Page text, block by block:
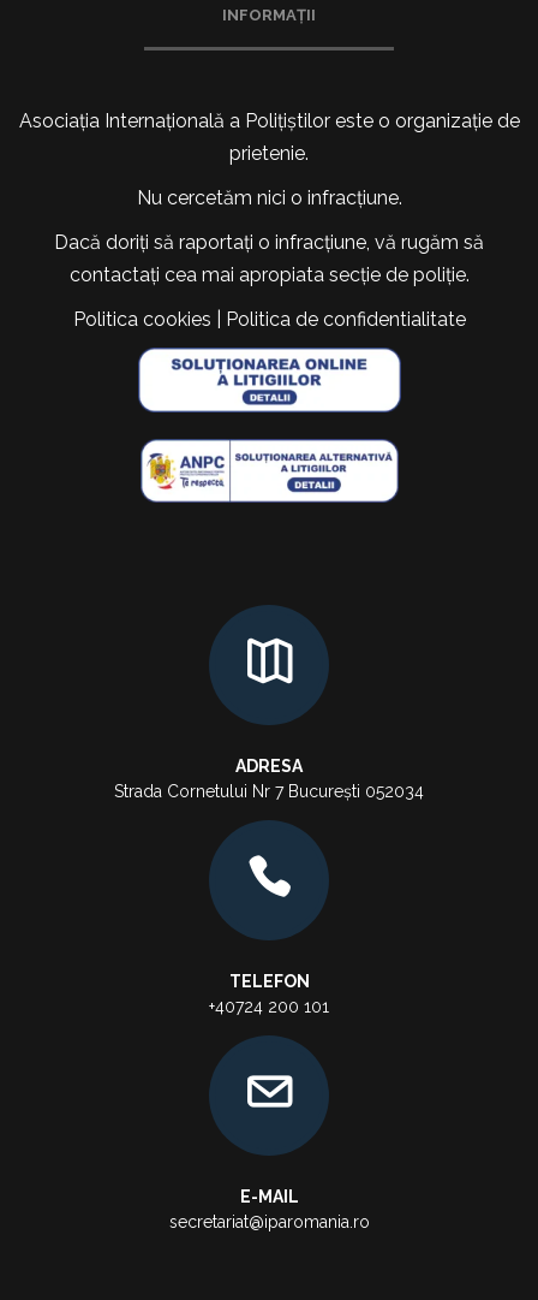
INFORMAȚII
Asociația Internațională a Polițiștilor este o organizație de
prietenie.
Nu cercetăm nici o infracțiune.
Dacă doriți să raportați o infracțiune, vă rugăm să
contactați cea mai apropiata secție de poliție.
Politica cookies
Politica de confidentialitate
ADRESA
Strada Cornetului Nr 7 București 052034
TELEFON
+40724 200 101
E-MAIL
secretariat@iparomania.ro